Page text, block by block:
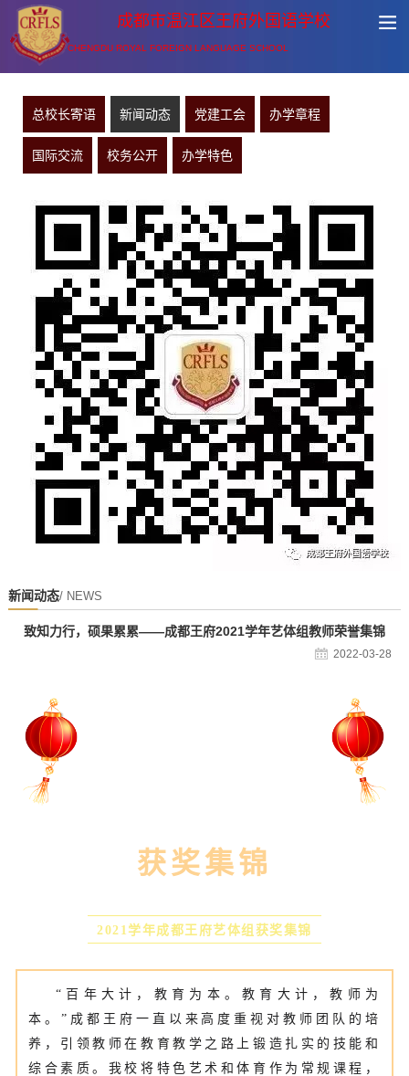
成都市温江区王府外国语学校
CHENGDU ROYAL FOREIGN LANGUAGE SCHOOL
总校长寄语 新闻动态 党建工会 办学章程
国际交流 校务公开 办学特色
新闻动态/ NEWS
致知力行，硕果累累——成都王府2021学年艺体组教师荣誉集锦
2022-03-28
获奖集锦
2021学年成都王府艺体组 获奖集锦
“百年大计，教育为本。教育大计，教师为
本。”成都王府一直以来高度重视对教师团队的培
养，引领教师在教育教学之路上锻造扎实的技能和
综合素质。 我校将特色艺术和体育作为常规课程，